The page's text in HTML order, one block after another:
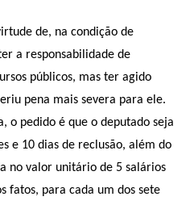
de, na condição de
a responsabilidade de
públicos, mas ter agido
pena mais severa para ele.
o pedido é que o deputado seja
e 10 dias de reclusão, além do
no valor unitário de 5 salários
fatos, para cada um dos sete